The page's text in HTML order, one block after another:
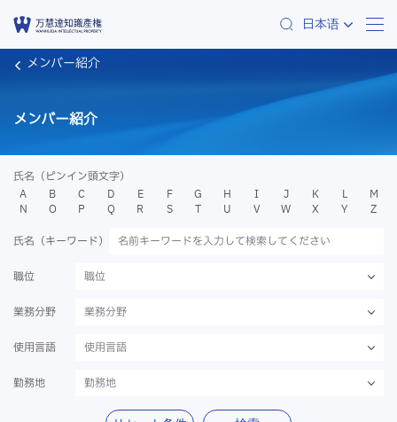
日本语
メンバー紹介
メンバー紹介
氏名（ピンイン頭文字）
A
B C D E F G H I J K L
M
N
O P Q R S T U V W X Y
Z
氏名（キーワード）
職位 職位
業務分野 業務分野
使用言語 使用言語
勤務地 勤務地